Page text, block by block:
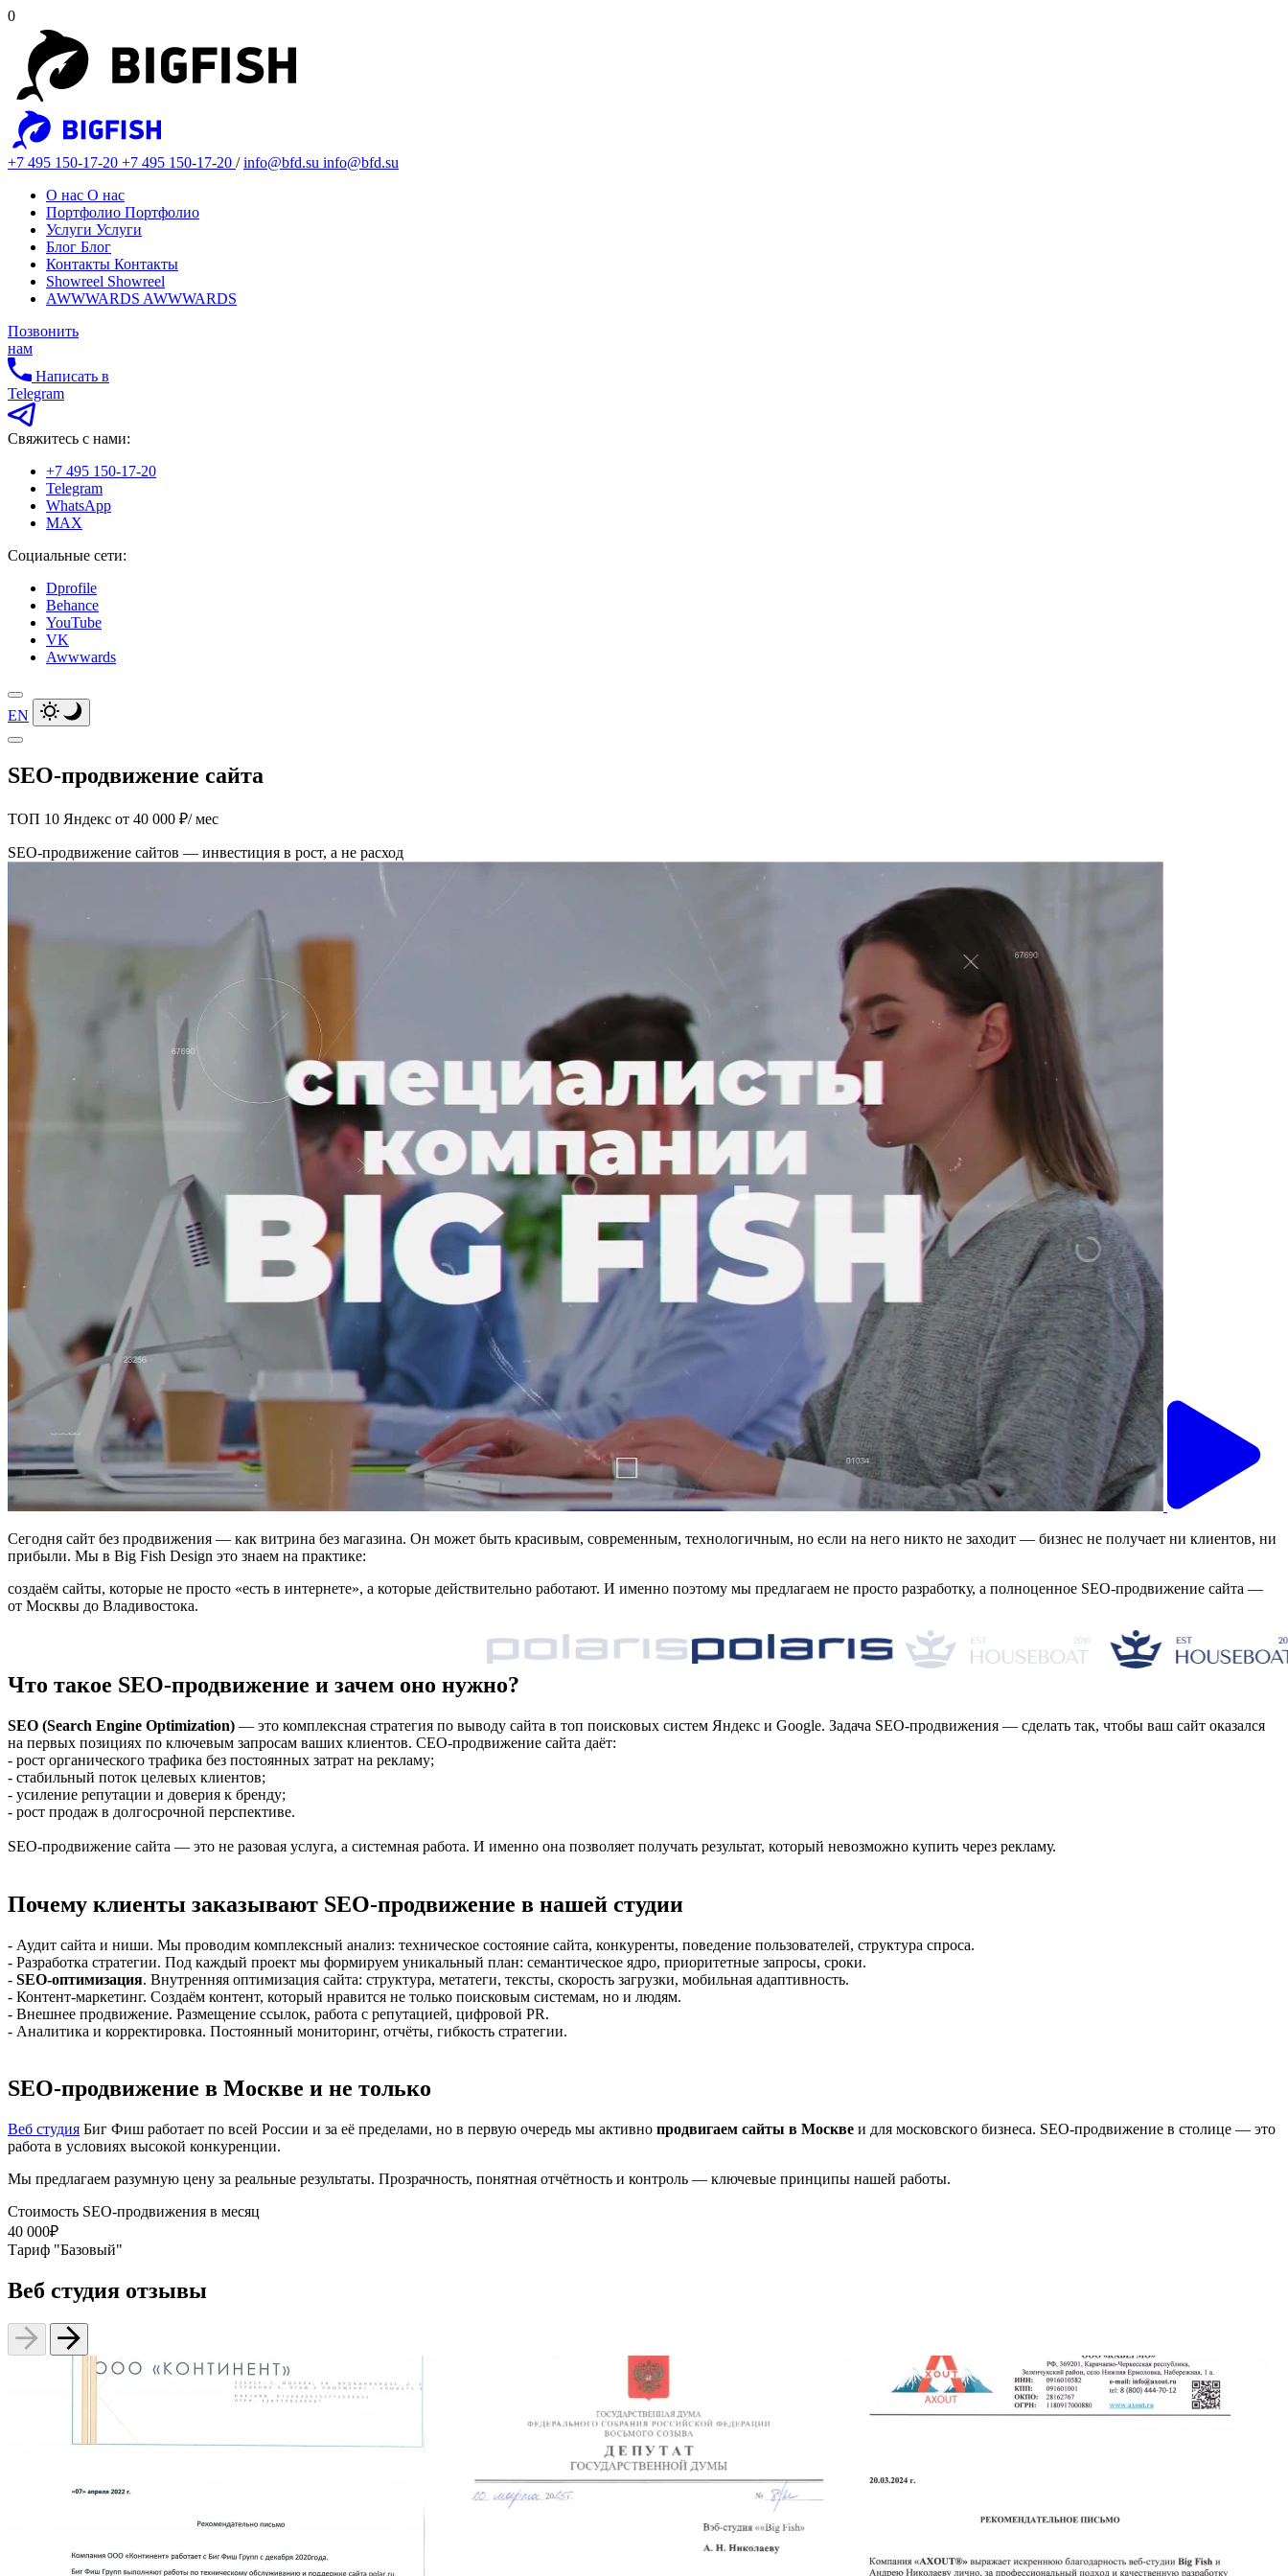
0
+7 495 150-17-20 +7 495 150-17-20 /info@bfd.su info@bfd.su
О нас О нас
Портфолио Портфолио
Услуги Услуги
Блог Блог
Контакты Контакты
Showreel Showreel
AWWWARDS AWWWARDS
Позвонить
нам
Написать в
Telegram
Свяжитесь с нами:
+7 495 150-17-20
Telegram
WhatsApp
MAX
Социальные сети:
Dprofile
Behance
YouTube
VK
Awwwards
EN
SEO-продвижение сайта
ТОП 10 Яндекс от 40 000 ₽/ мес
SEO-продвижение сайтов — инвестиция в рост, а не расход
Сегодня сайт без продвижения — как витрина без магазина. Он может быть красивым, современным, технологичным, но если на него никто не заходит — бизнес не получает ни клиентов, ни
прибыли. Мы в Big Fish Design это знаем на практике:
создаём сайты, которые не просто «есть в интернете», а которые действительно работают. И именно поэтому мы предлагаем не просто разработку, а полноценное SEO-продвижение сайта —
от Москвы до Владивостока.
Что такое SEO-продвижение и зачем оно нужно?
SEO (Search Engine Optimization) — это комплексная стратегия по выводу сайта в топ поисковых систем Яндекс и Google. Задача SEO-продвижения — сделать так, чтобы ваш сайт оказался
на первых позициях по ключевым запросам ваших клиентов. СЕО-продвижение сайта даёт:
- рост органического трафика без постоянных затрат на рекламу;
- стабильный поток целевых клиентов;
- усиление репутации и доверия к бренду;
- рост продаж в долгосрочной перспективе.
SEO-продвижение сайта — это не разовая услуга, а системная работа. И именно она позволяет получать результат, который невозможно купить через рекламу.
Почему клиенты заказывают SEO-продвижение в нашей студии
- Аудит сайта и ниши. Мы проводим комплексный анализ: техническое состояние сайта, конкуренты, поведение пользователей, структура спроса.
- Разработка стратегии. Под каждый проект мы формируем уникальный план: семантическое ядро, приоритетные запросы, сроки.
- SEO-оптимизация. Внутренняя оптимизация сайта: структура, метатеги, тексты, скорость загрузки, мобильная адаптивность.
- Контент-маркетинг. Создаём контент, который нравится не только поисковым системам, но и людям.
- Внешнее продвижение. Размещение ссылок, работа с репутацией, цифровой PR.
- Аналитика и корректировка. Постоянный мониторинг, отчёты, гибкость стратегии.
SEO-продвижение в Москве и не только
Веб студия Биг Фиш работает по всей России и за её пределами, но в первую очередь мы активно продвигаем сайты в Москве и для московского бизнеса. SEO-продвижение в столице — это
работа в условиях высокой конкуренции.
Мы предлагаем разумную цену за реальные результаты. Прозрачность, понятная отчётность и контроль — ключевые принципы нашей работы.
Стоимость SEO-продвижения в месяц
40 000₽
Тариф "Базовый"
Веб студия отзывы